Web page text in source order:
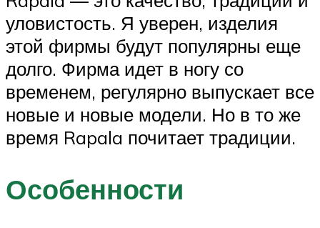
уловистость. Я уверен, изделия
этой фирмы будут популярны еще
долго. Фирма идет в ногу со
временем, регулярно выпускает все
новые и новые модели. Но в то же
время Rapala почитает традиции.
Особенности